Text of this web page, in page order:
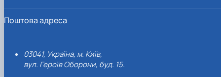
Поштова адреса
03041, Україна, м. Київ,
вул. Героїв Оборони, буд. 15.